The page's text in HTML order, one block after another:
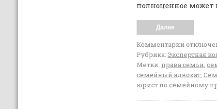
полноценное может
Далее
Комментарии
Рубрика: Экспертная
Метки: права семьи,
семейный адвокат,
юрист по семейному